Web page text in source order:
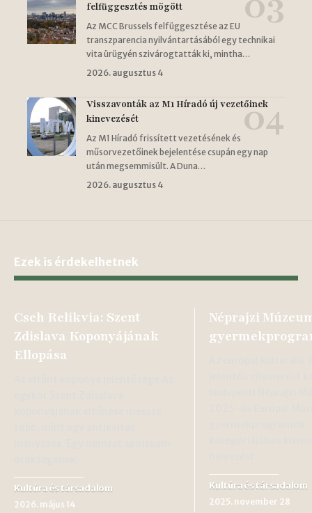
felfüggesztés mögött
Az MCC Brussels felfüggesztése az EU
transzparencia nyilvántartásából egy technikai
vita ürügyén szivárogtatták ki, mintha…
2026. augusztus 4
Visszavonták az M1 Híradó új vezetőinek
kinevezését
Az M1 Híradó frissített vezetésének és
műsorvezetőinek bejelentése csupán egy nap
után megsemmisült. A Duna…
2026. augusztus 4
Ezek is érdekelhetnek
Cseh Relikvia: Szent
Zdislava Koponyájának
Ellopása
Kultúra és társadalom
2026. május 14
Néprajzi
Kultúra és társadalom
2025. november 28